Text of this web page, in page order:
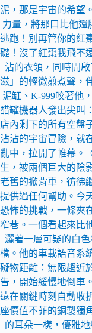
泥，那是宇宙的希望
力量，將那口比他還
逃跑！別再管你的紅
礎！沒了紅棗我飛不
沾的衣領，同時開
滋」的輕微煎煮聲，
泥缸、K-999咬著他
醋罐機器人發出尖叫
店內剩下的所有空盤
沾沾的宇宙冒險，就
亂中，拉開了帷幕。
生，被兩個巨大的陰
老舊的掀背車，彷彿
提供過任何幫助。今
恐怖的挑戰，一條夾
窄巷。一個看起來比
灑著一層可疑的白
檔。他的車載語音系
礙物距離：無限趨近
告，開始緩慢地倒車
遠在關鍵時刻自動收
座價值不菲的銅製獨
的耳朵一樣，優雅